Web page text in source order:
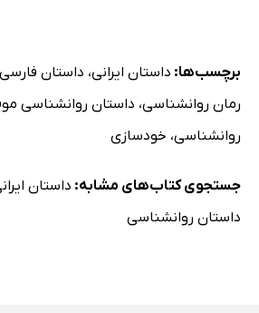
برچسب‌ها: داستان ایرانی، داستان فارسی
رمان روانشناسی، داستان روانشناسی
روانشناسی، خودسازی
جستجوی کتاب‌های مشابه: داستان
داستان روانشناسی